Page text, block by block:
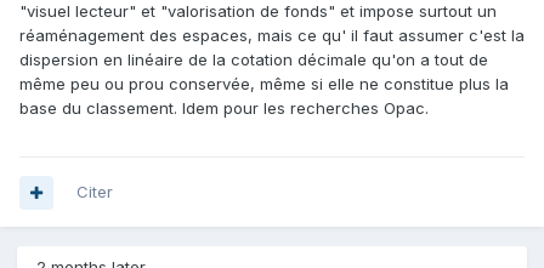
"visuel lecteur" et "valorisation de fonds" et impose surtout un
réaménagement des espaces, mais ce qu' il faut assumer c'est la
dispersion en linéaire de la cotation décimale qu'on a tout de
même peu ou prou conservée, même si elle ne constitue plus la
base du classement. Idem pour les recherches Opac.
Citer